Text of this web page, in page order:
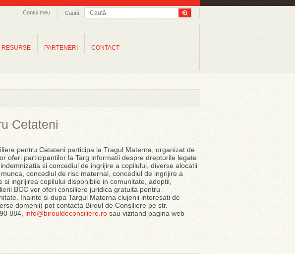
Caută
Contul meu
RESURSE PARTENERI CONTACT
Cetateni
pentru Cetateni participa la Tragul Materna, organizat de
oferi participantilor la Targ informatii despre drepturile legate
si concediul de ingrijire a copilului, diverse alocatii
concediul de risc maternal, concediul de ingrijire a
ingrijirea copilului disponibile in comunitate, adoptii,
BCC vor oferi consiliere juridica gratuita pentru
Inainte si dupa Targul Materna clujenii interesati de
domenii) pot contacta Biroul de Consiliere pe str.
884, info@birouldeconsiliere.ro sau vizitand pagina web